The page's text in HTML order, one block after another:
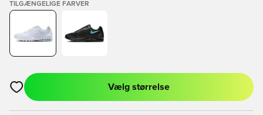
TILGÆNGELIGE FARVER
Åbner en Modal til at logge ind eller tilmelde dig som medlem
Vælg størrelse